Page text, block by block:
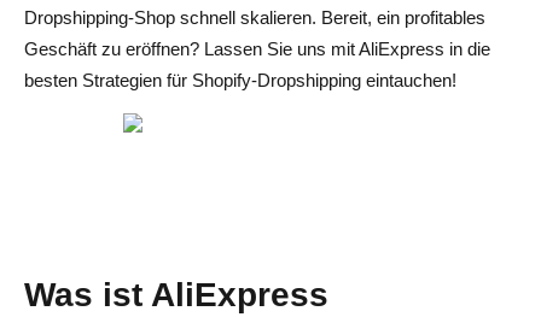
Häufig gestellte Fragen zum Dropshipping auf Shopify
mit AliExpress
versenden?
Shopify?
Dropshipping-Shop schnell skalieren. Bereit, ein profitables
Geschäft zu eröffnen? Lassen Sie uns mit AliExpress in die
besten Strategien für Shopify-Dropshipping eintauchen!
Was ist AliExpress